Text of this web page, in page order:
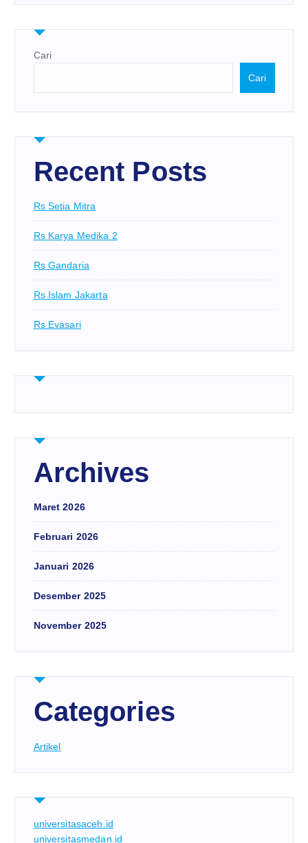
Cari
Cari
Recent Posts
Rs Setia Mitra
Rs Karya Medika 2
Rs Gandaria
Rs Islam Jakarta
Rs Evasari
Archives
Maret 2026
Februari 2026
Januari 2026
Desember 2025
November 2025
Categories
Artikel
universitasaceh.id
universitasmedan.id